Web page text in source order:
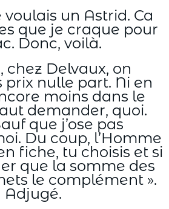
voulais un Astrid. Ca
que je craque pour
Donc, voilà.
chez Delvaux, on
prix nulle part. Ni en
moins dans le
demander, quoi.
que j’ose pas
Du coup, l’Homme
fiche, tu choisis et si
que la somme des
le complément ».
Adjugé.